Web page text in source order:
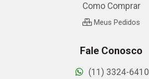
Como Comprar
Meus Pedidos
Fale Conosco
(11) 3324-6410